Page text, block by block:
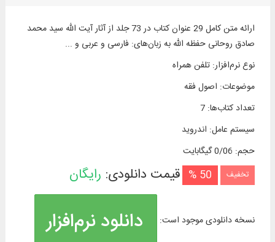
ارائه متن كامل 29 عنوان كتاب در 73 جلد از آثار آیت الله سید محمد
صادق روحانی حفظه الله به زبان‌های: فارسی و عربی و ...
نوع نرم‌افزار:تلفن همراه
موضوعات: اصول فقه
تعداد کتاب‌ها:
7
سیستم عامل: اندروید
حجم: 0/06 گیگابایت
تخفیف 50 % قیمت دانلودی: رایگان
نسخه دانلودی موجود است: دانلود نرم‌افزار